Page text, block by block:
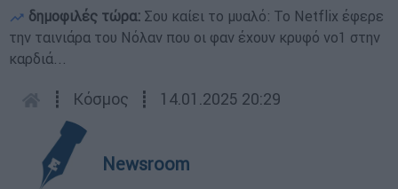
δημοφιλές τώρα: Σου καίει το μυαλό: Το Netflix έφερε
την ταινιάρα του Νόλαν που οι φαν έχουν κρυφό νο1 στην
καρδιά...
┋ Κόσμος ┋ 14.01.2025 20:29
Newsroom